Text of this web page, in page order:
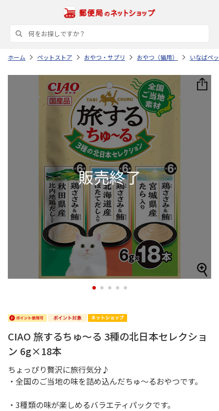
ホーム ペットストア おやつ・サプリ おやつ（猫用） いなばペ
1 2 3 4 5
CIAO 旅するちゅ～る 3種の北日本セレクショ
ン 6g×18本
ちょっぴり贅沢に旅行気分♪
・全国のご当地の味を詰め込んだちゅ～るおやつです。
・3種類の味が楽しめるバラエティパックです。